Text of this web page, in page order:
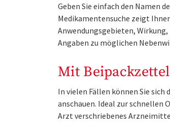
Geben Sie einfach den Namen
Medikamentensuche zeigt
Anwendungsgebieten,
Angaben zu möglichen
Mit
In vielen Fällen können Sie
anschauen. Ideal zur schnellen
Arzt verschriebenes